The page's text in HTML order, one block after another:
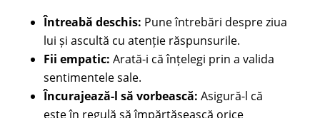
Întreabă deschis: Pune întrebări despre ziua
lui și ascultă cu atenție răspunsurile.
Fii empatic: Arată-i că înțelegi prin a valida
sentimentele sale.
Încurajează-l să vorbească: Asigură-l că
este în regulă să împărtășească orice